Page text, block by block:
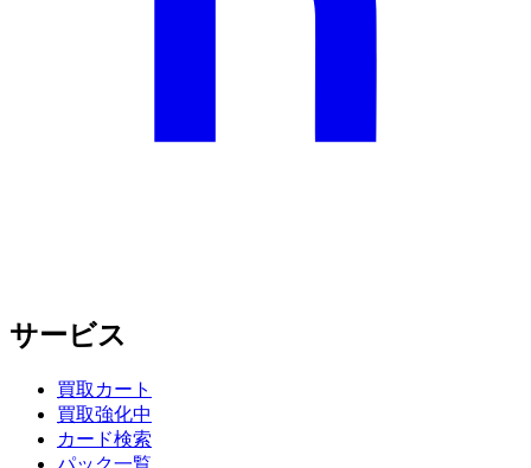
サービス
買取カート
買取強化中
カード検索
パック一覧